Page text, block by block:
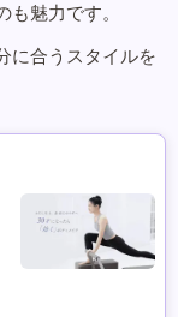
魅力です。
に合うスタイルを